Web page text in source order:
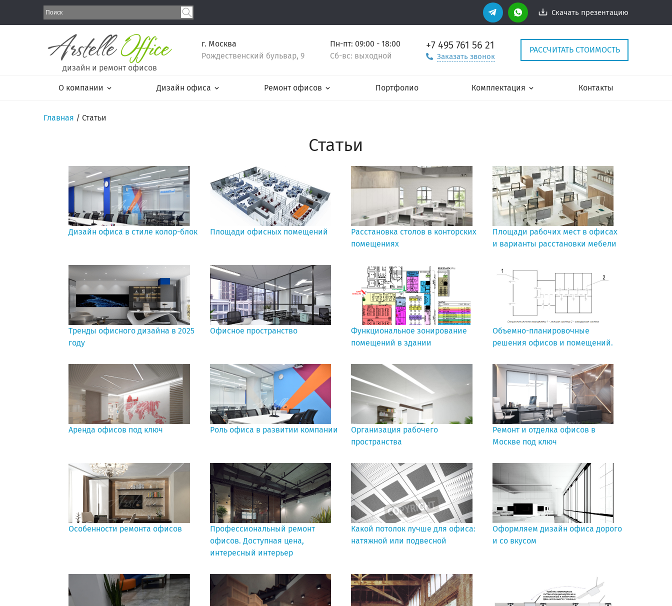
Скачать презентацию
дизайн и ремонт офисов
г. Москва
Рождественский бульвар, 9
Пн-пт: 09:00 - 18:00
Сб-вс: выходной
+7 495 761 56 21
Заказать звонок
РАССЧИТАТЬ СТОИМОСТЬ
О компании Дизайн офиса Ремонт офисов Портфолио Комплектация Контакты
Главная / Статьи
Статьи
Дизайн офиса в стиле колор-блок Площади офисных помещений
Расстановка столов в конторских
помещениях
Площади рабочих мест в офисах
и варианты расстановки мебели
Тренды офисного дизайна в 2025
году
Офисное пространство
Функциональное зонирование
помещений в здании
Объемно-планировочные
решения офисов и помещений.
Аренда офисов под ключ Роль офиса в развитии компании
Организация рабочего
пространства
Ремонт и отделка офисов в
Москве под ключ
Особенности ремонта офисов
Профессиональный ремонт
офисов. Доступная цена,
интересный интерьер
Какой потолок лучше для офиса:
натяжной или подвесной
Оформляем дизайн офиса дорого
и со вкусом